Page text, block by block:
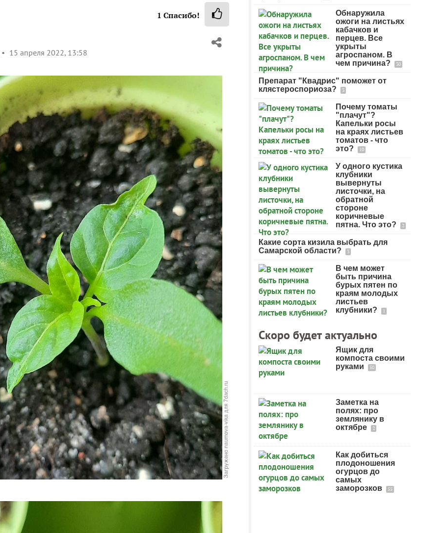
1 Спасибо!
15 апреля 2022, 13:58
Обнаружила
ожоги на листьях
кабачков и
перцев. Все
укрыты
агроспаном. В
чем причина?
30
Препарат "Квадрис" поможет от
клястероспориоза?
3
Почему томаты
"плачут"?
Капельки росы
на краях листьев
томатов - что
это?
10
У одного кустика
клубники
вывернуты
листочки, на
обратной
стороне
коричневые
пятна. Что это?
2
Какие сорта кизила выбрать для
Самарской области?
3
В чем может
быть причина
бурых пятен по
краям молодых
листьев
клубники?
1
Скоро будет актуально
Ящик для
компоста своими
руками
50
Заметка на
полях: про
землянику в
октябре
2
Как добиться
плодоношения
огурцов до
самых
заморозков
55